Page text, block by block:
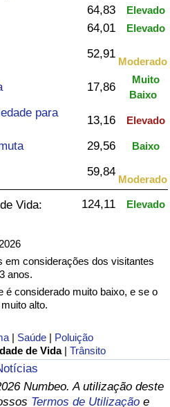
64,83 Elevado
64,01 Elevado
52,91
Moderado
17,86
Muito
Baixo
para
13,16 Elevado
29,56 Baixo
59,84
Moderado
Vida: 124,11
Elevado
em considerações dos visitantes
anos.
é considerado muito baixo, e se o
alto.
| Saúde | Poluição
de Vida |Trânsito
Numbeo. A utilização deste
Termos de Utilização e
(Atual)
país
País